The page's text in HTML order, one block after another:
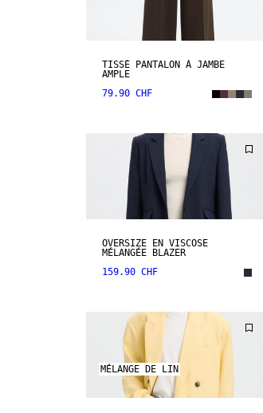
TISSÉ PANTALON À JAMBE
AMPLE
79.90 CHF
OVERSIZE EN VISCOSE
MÉLANGÉE BLAZER
159.90 CHF
MÉLANGE DE LIN